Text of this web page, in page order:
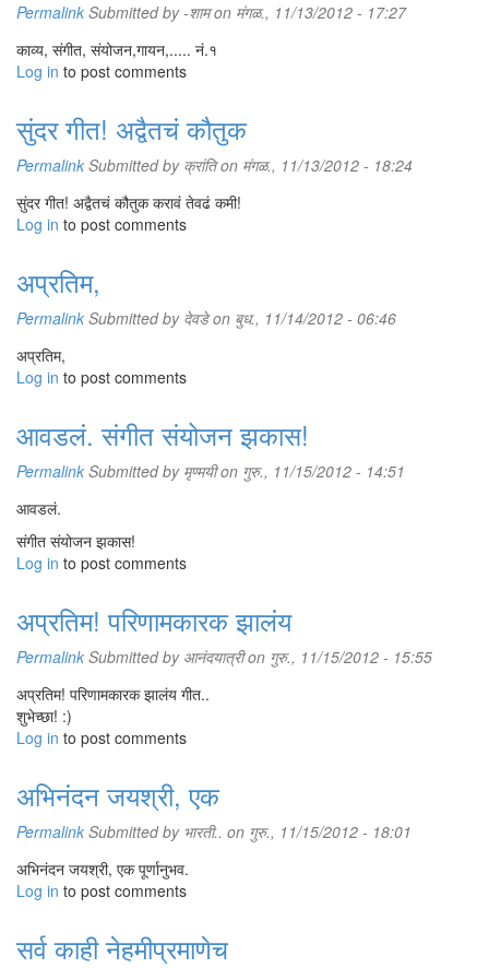
Permalink Submitted by-शामon मंगळ., 11/13/2012 - 17:27
काव्य, संगीत, संयोजन,गायन,..... नं.१
Log in to post comments
सुंदर गीत! अद्वैतचं कौतुक
Permalink Submitted by क्रांतिon मंगळ., 11/13/2012 - 18:24
सुंदर गीत! अद्वैतचं कौतुक करावं तेवढं कमी!
Log in to post comments
अप्रतिम,
Permalink Submitted by देवडेon बुध., 11/14/2012 - 06:46
अप्रतिम,
Log in to post comments
आवडलं. संगीत संयोजन झकास!
Permalink Submitted by मृण्मयीon गुरु., 11/15/2012 - 14:51
आवडलं.
संगीत संयोजन झकास!
Log in to post comments
अप्रतिम! परिणामकारक झालंय
Permalink Submitted by आनंदयात्रीon गुरु., 11/15/2012 - 15:55
अप्रतिम! परिणामकारक झालंय गीत..
शुभेच्छा! :)
Log in to post comments
अभिनंदन जयश्री, एक
Permalink Submitted by भारती.. on गुरु., 11/15/2012 - 18:01
अभिनंदन जयश्री, एक पूर्णानुभव.
Log in to post comments
सर्व काही नेहमीप्रमाणेच